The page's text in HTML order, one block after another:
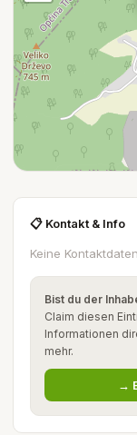
📋 Kontakt & Info
Keine
Bist du der
Claim diesen
Informationen
mehr.
→